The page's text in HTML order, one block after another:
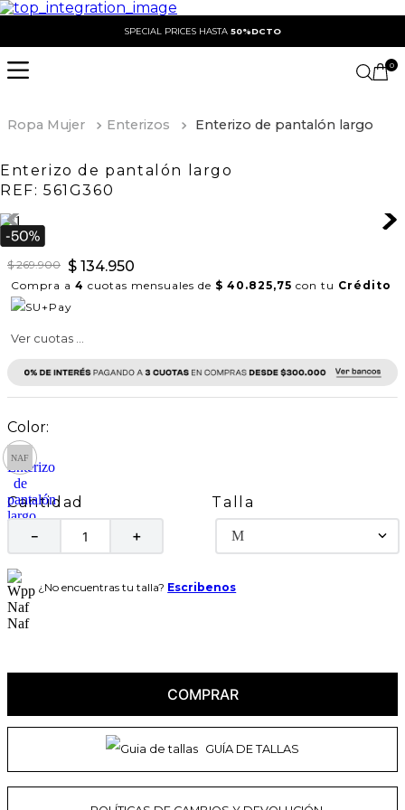
SPECIAL PRICES HASTA 50%DCTO
0
Ropa Mujer Enterizos Enterizo de pantalón largo
Enterizo de pantalón largo
REF: 561G360
$ 269.900 $ 134.950
Compra a 4 cuotas mensuales de $ 40.825,75 con tu Crédito
Ver cuotas ...
Cantidad
＋
－
Talla
M
¿No encuentras tu talla? Escribenos
COMPRAR
GUÍA DE TALLAS